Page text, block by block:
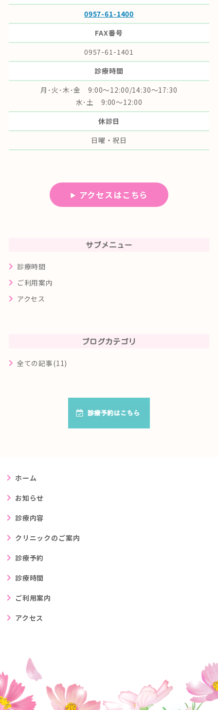
0957-61-1400
FAX番号
0957-61-1401
診療時間
月･火･木･金 9:00～12:00/14:30～17:30
水･土 9:00～12:00
休診日
日曜・祝日
アクセスはこちら
サブメニュー
診療時間
ご利用案内
アクセス
ブログカテゴリ
全ての記事(11)
ホーム
お知らせ
診療内容
クリニックのご案内
診療予約
診療時間
ご利用案内
アクセス